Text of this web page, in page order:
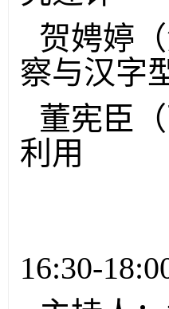
贺娉婷
察与汉字
董宪臣
利用
16:30-